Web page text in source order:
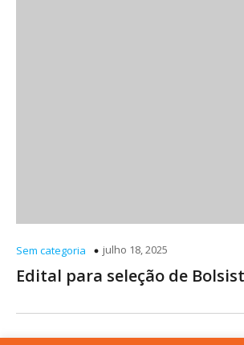
Sem categoria julho 18, 2025
Edital para seleção de